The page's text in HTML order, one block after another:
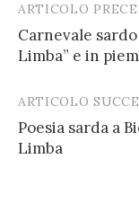
Post
navigation
ARTICOLO
Carnevale
Limba” e in
ARTICOLO
Poesia sarda a
Limba